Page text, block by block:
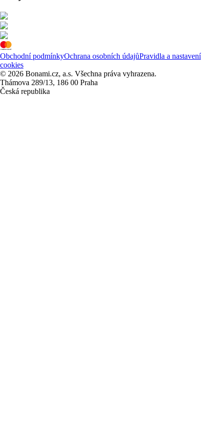
Obchodní podmínkyOchrana osobních údajůPravidla a nastavení
cookies
© 2026 Bonami.cz, a.s. Všechna práva vyhrazena.
Thámova 289/13, 186 00 Praha
Česká republika